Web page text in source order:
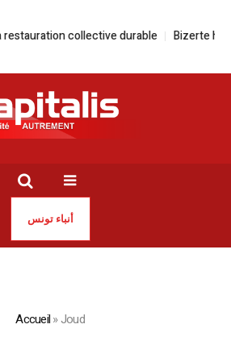
collective durable Bizerte
أنباء تونس
Accueil»Joud